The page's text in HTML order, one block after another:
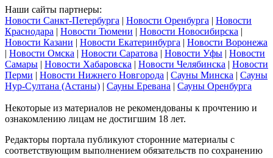
Наши сайты партнеры:
Новости Санкт-Петербурга | Новости Оренбурга | Новости
Краснодара | Новости Тюмени | Новости Новосибирска |
Новости Казани | Новости Екатеринбурга | Новости Воронежа
| Новости Омска | Новости Саратова | Новости Уфы | Новости
Самары | Новости Хабаровска | Новости Челябинска | Новости
Перми | Новости Нижнего Новгорода | Сауны Минска | Сауны
Нур-Султана (Астаны) | Сауны Еревана | Сауны Оренбурга
Некоторые из материалов не рекомендованы к прочтению и
ознакомлению лицам не достигшим 18 лет.
Редакторы портала публикуют сторонние материалы с
соответствующим выполнением обязательств по сохранению